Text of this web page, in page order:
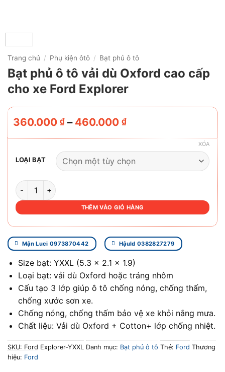
Trang chủ / Phụ kiện ôtô / Bạt phủ ô tô
Bạt phủ ô tô vải dù Oxford cao cấp
cho xe Ford Explorer
360.000 ₫ – 460.000 ₫Khoảng
từ
360.000 ₫
đến
460.000 ₫
LOẠI BẠT
XÓA
BẠT PHỦ Ô TÔ VẢI DÙ OXFORD CAO CẤP CHO XE FORD
THÊM VÀO GIỎ HÀNG
Mận Luci 0973870442 Hậuld 0382827279
Size bạt: YXXL (5.3 x 2.1 x 1.9)
Loại bạt: vải dù Oxford hoặc tráng nhôm
Cấu tạo 3 lớp giúp ô tô chống nóng, chống thấm,
chống xước sơn xe.
Chống nóng, chống thấm bảo vệ xe khỏi nắng mưa.
Chất liệu: Vải dù Oxford + Cotton+ lớp chống nhiệt.
SKU: Ford Explorer-YXXL Danh mục: Bạt phủ ô tô Thẻ: Ford Thương
hiệu: Ford